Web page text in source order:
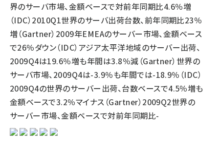
界のサーバ市場、金額ベースで対前年同期比4.6％増
（IDC）2010Q1世界のサーバ出荷台数、前年同期比23％
増（Gartner）2009年EMEAのサーバー市場、金額ベース
で26％ダウン（IDC）アジア太平洋地域のサーバー出荷、
2009Q4は19.6％増も年間は3.8％減（Gartner）世界の
サーバ市場、2009Q4は-3.9％も年間では-18.9％（IDC）
2009Q4の世界のサーバー出荷、台数ベースで4.5％増も
金額ベースで3.2％マイナス（Gartner）2009Q2世界の
サーバー市場、金額ベースで対前年同期比-